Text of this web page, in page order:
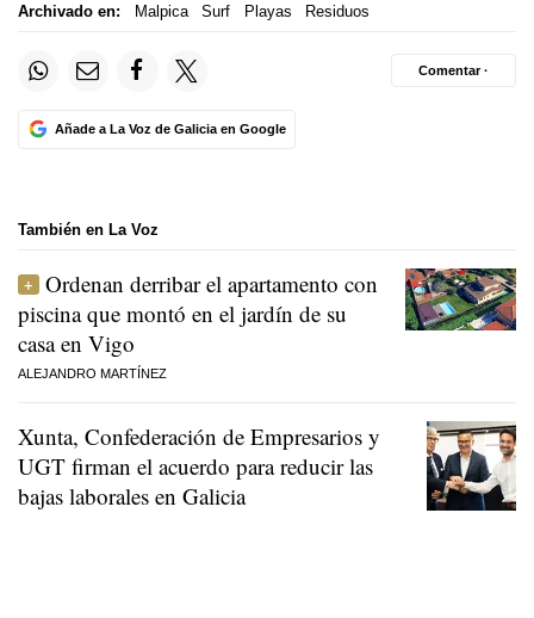
Archivado en: Malpica Surf Playas Residuos
Añade a La Voz de Galicia en Google
Comentar ·
También en La Voz
Ordenan derribar el apartamento con
piscina que montó en el jardín de su
casa en Vigo
ALEJANDRO MARTÍNEZ
Xunta, Confederación de Empresarios y
UGT firman el acuerdo para reducir las
bajas laborales en Galicia